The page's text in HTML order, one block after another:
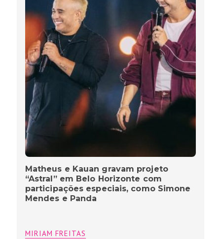
Matheus e Kauan gravam projeto
“Astral” em Belo Horizonte com
participações especiais, como Simone
Mendes e Panda
MIRIAM FREITAS